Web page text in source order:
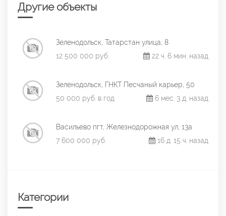
Другие объекты
Зеленодольск, Татарстан улица, 8
12 500 000 руб.
22 ч. 6 мин. назад
Зеленодольск, ГНКТ Песчаный карьер, 50
50 000 руб. в год
6 мес. 3 д. назад
Васильево пгт, Железнодорожная ул, 13а
7 600 000 руб.
16 д. 15 ч. назад
Категории